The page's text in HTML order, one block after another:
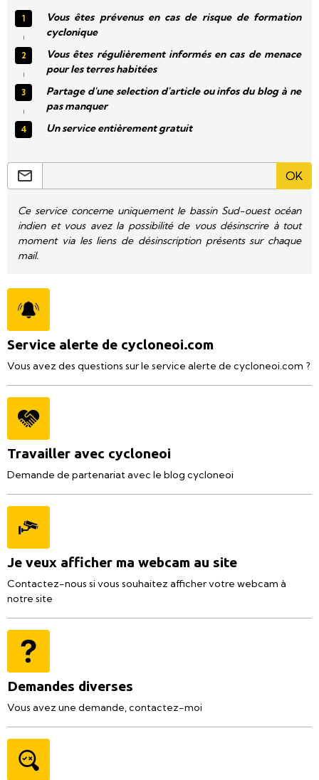
Vous êtes prévenus en cas de risque de formation
cyclonique
Vous êtes régulièrement informés en cas de menace
pour les terres habitées
Partage d'une selection d'article ou infos du blog à ne
pas manquer
Un service entièrement gratuit
OK
Ce service concerne uniquement le bassin Sud-ouest océan
indien et vous avez la possibilité de vous désinscrire à tout
moment via les liens de désinscription présents sur chaque
mail.
Service alerte de cycloneoi.com
Vous avez des questions sur le service alerte de cycloneoi.com ?
Travailler avec cycloneoi
Demande de partenariat avec le blog cycloneoi
Je veux afficher ma webcam au site
Contactez-nous si vous souhaitez afficher votre webcam à
notre site
Demandes diverses
Vous avez une demande, contactez-moi